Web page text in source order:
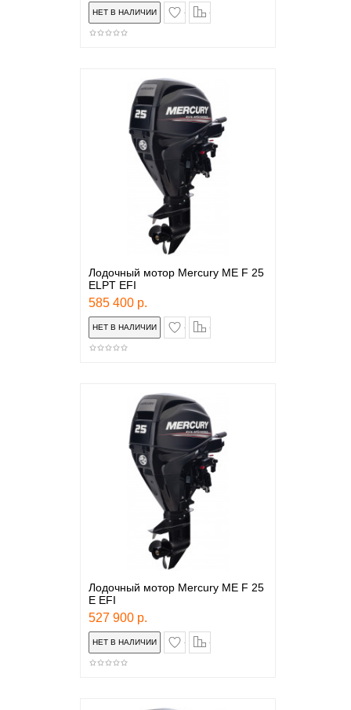
в закладки
Лодочный мотор Mercury ME F 25
ELPT EFI
585 400 р.
в закладки
Лодочный мотор Mercury ME F 25
E EFI
527 900 р.
в закладки